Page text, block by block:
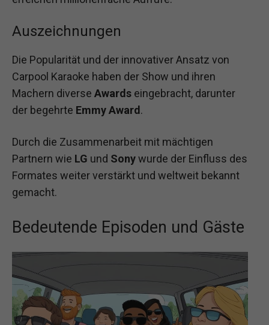
Auszeichnungen
Die Popularität und der innovativer Ansatz von
Carpool Karaoke haben der Show und ihren
Machern diverse Awards eingebracht, darunter
der begehrte Emmy Award .
Durch die Zusammenarbeit mit mächtigen
Partnern wie LG und Sonywurde der Einfluss des
Formates weiter verstärkt und weltweit bekannt
gemacht.
Bedeutende Episoden und Gäste